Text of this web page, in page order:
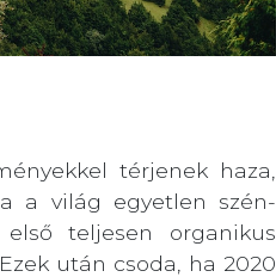
térjenek haza,
a világ egyetlen szén-
teljesen organikus
után csoda, ha 2020